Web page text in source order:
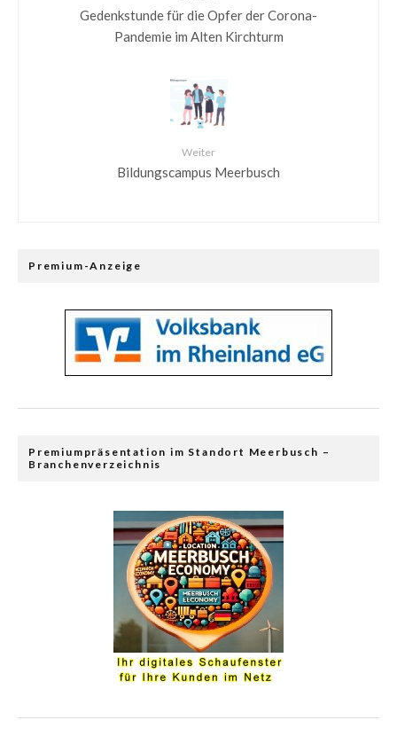
Gedenkstunde für die Opfer der Corona-
Pandemie im Alten Kirchturm
Weiter
Bildungscampus Meerbusch
Premium-Anzeige
Premiumpräsentation im Standort Meerbusch –
Branchenverzeichnis